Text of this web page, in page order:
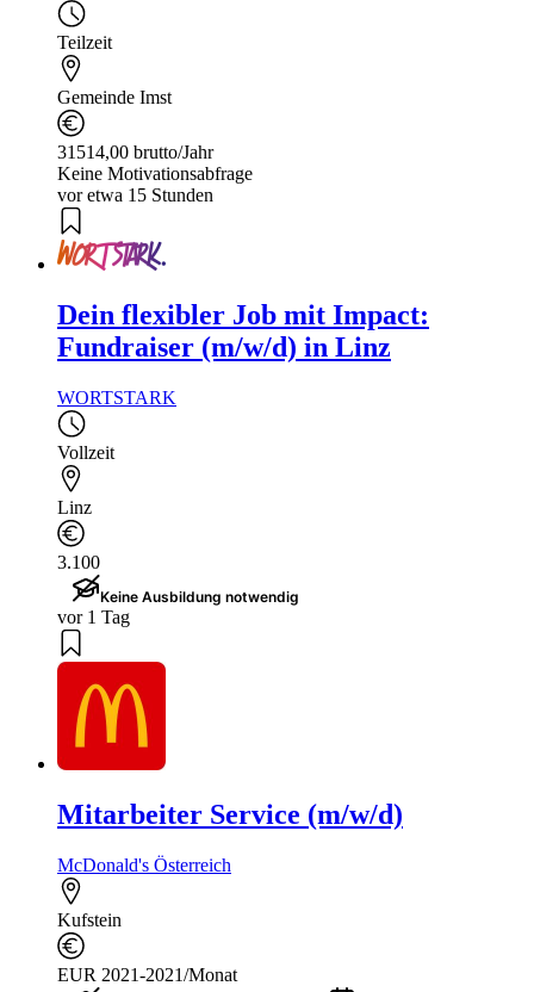
Teilzeit
Gemeinde Imst
31514,00 brutto/Jahr
Keine Motivationsabfrage
vor etwa 15 Stunden
Dein flexibler Job mit Impact:
Fundraiser (m/w/d) in Linz
WORTSTARK
Vollzeit
Linz
3.100
Keine Ausbildung notwendig
vor 1 Tag
Mitarbeiter Service (m/w/d)
McDonald's Österreich
Kufstein
EUR 2021-2021/Monat